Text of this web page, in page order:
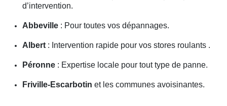
d’intervention.
Abbeville : Pour toutes vos dépannages.
Albert : Intervention rapide pour vos stores roulants .
Péronne : Expertise locale pour tout type de panne.
Friville-Escarbotin et les communes avoisinantes.